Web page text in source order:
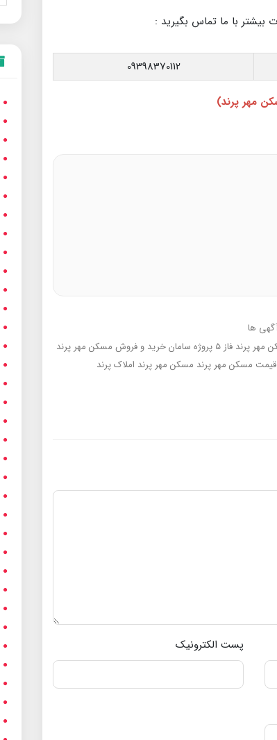
با ما تماس بگیرید :
09398370112
مهر پرند)
ها
فاز 5 پروژه سامان
خرید و فروش مسکن مهر پرند
قیمت مسکن مهر پرند مسکن مهر پرند املاک پرند
پست الکترونیک